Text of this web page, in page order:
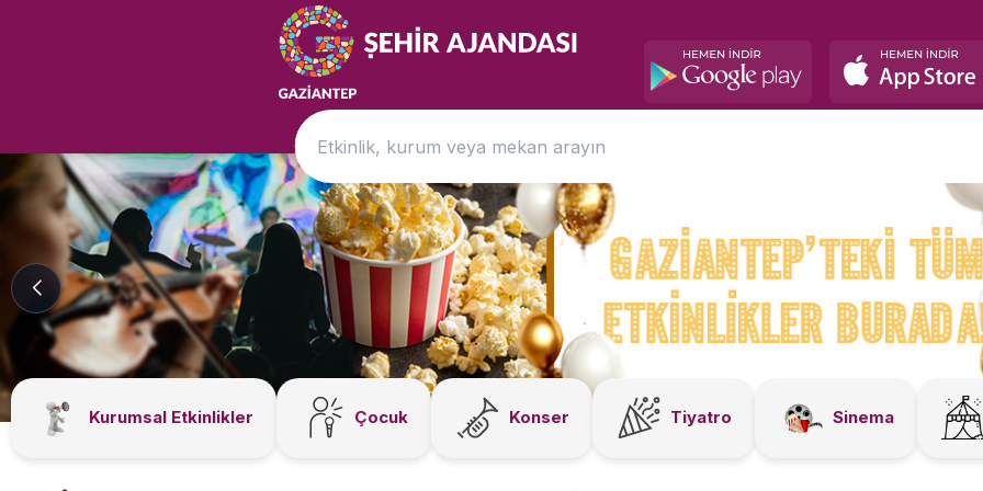
Kurumsal Etkinlikler Çocuk Konser Tiyatro Sinema